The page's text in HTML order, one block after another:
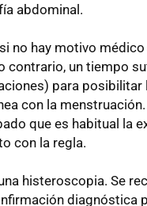
abdominal.
no hay motivo
contrario, un tiempo
para posibilitar
con la menstruación.
que es habitual la
con la regla.
histeroscopia. Se
diagnóstica